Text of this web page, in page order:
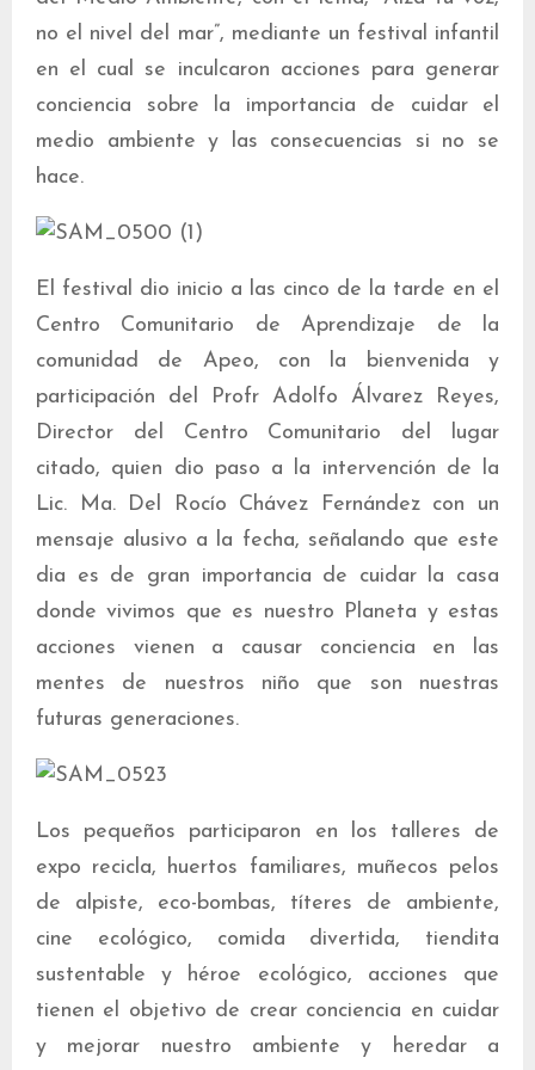
no el nivel del mar”, mediante un festival infantil
en el cual se inculcaron acciones para generar
conciencia sobre la importancia de cuidar el
medio ambiente y las consecuencias si no se
hace.
El festival dio inicio a las cinco de la tarde en el
Centro Comunitario de Aprendizaje de la
comunidad de Apeo, con la bienvenida y
participación del Profr Adolfo Álvarez Reyes,
Director del Centro Comunitario del lugar
citado, quien dio paso a la intervención de la
Lic. Ma. Del Rocío Chávez Fernández con un
mensaje alusivo a la fecha, señalando que este
dia es de gran importancia de cuidar la casa
donde vivimos que es nuestro Planeta y estas
acciones vienen a causar conciencia en las
mentes de nuestros niño que son nuestras
futuras generaciones.
Los pequeños participaron en los talleres de
expo recicla, huertos familiares, muñecos pelos
de alpiste, eco-bombas, títeres de ambiente,
cine ecológico, comida divertida, tiendita
sustentable y héroe ecológico, acciones que
tienen el objetivo de crear conciencia en cuidar
y mejorar nuestro ambiente y heredar a